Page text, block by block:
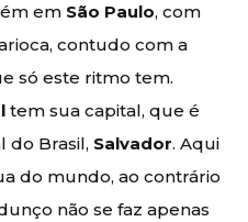
em São Paulo, com
contudo com a
só este ritmo tem.
tem sua capital, que é
do Brasil, Salvador. Aqui
do mundo, ao contrário
não se faz apenas